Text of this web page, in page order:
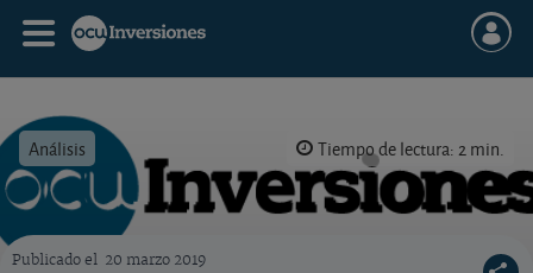
Análisis Tiempo de lectura: 2 min.
Publicado el 20 marzo 2019